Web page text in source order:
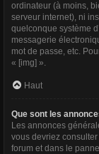
ordinateur (à moins,
serveur internet), ni
quelconque système
messagerie
mot de passe, etc.
« [img] ».
Haut
Que sont les
Les annonces
vous devriez
forum et dans le